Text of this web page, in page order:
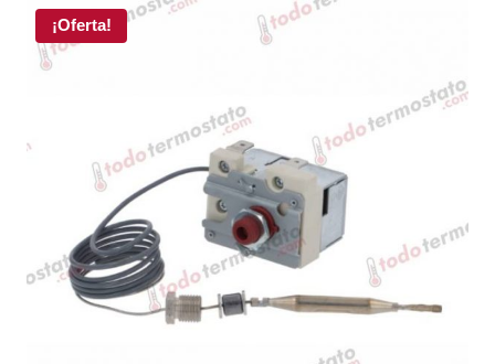
¡Oferta!